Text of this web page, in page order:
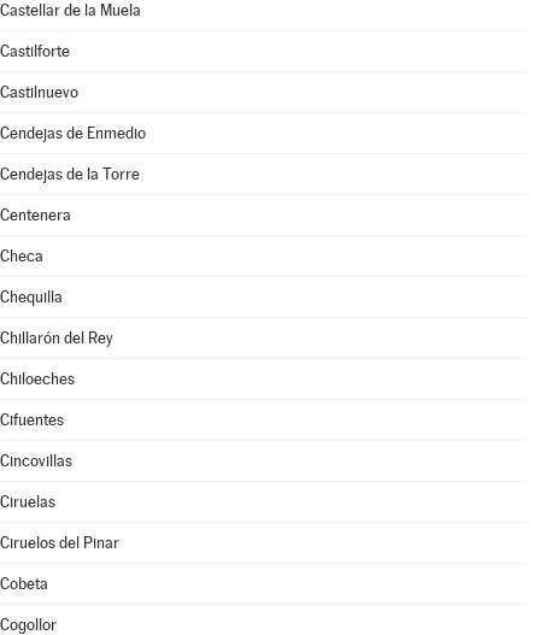
Castellar de la Muela
Castilforte
Castilnuevo
Cendejas de Enmedio
Cendejas de la Torre
Centenera
Checa
Chequilla
Chillarón del Rey
Chiloeches
Cifuentes
Cincovillas
Ciruelas
Ciruelos del Pinar
Cobeta
Cogollor